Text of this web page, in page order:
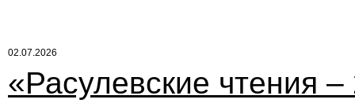
02.07.2026
«Расулевские чтения